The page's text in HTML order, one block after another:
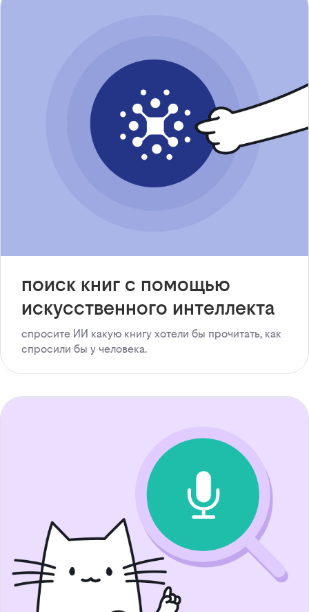
поиск книг с помощью
искусственного интеллекта
спросите ИИ какую книгу хотели бы прочитать, как
спросили бы у человека.